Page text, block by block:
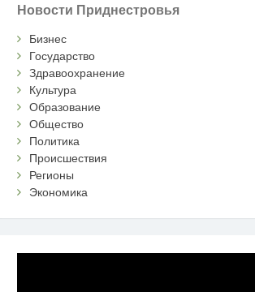
Новости Приднестровья
Бизнес
Государство
Здравоохранение
Культура
Образование
Общество
Политика
Происшествия
Регионы
Экономика